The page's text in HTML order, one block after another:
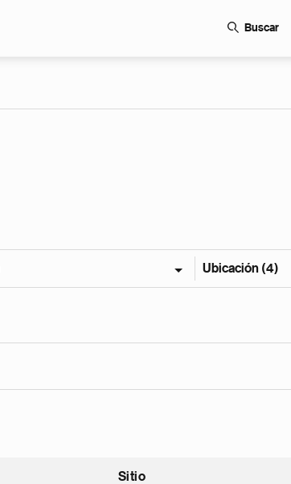
Buscar
Ubicación (4)
Sitio